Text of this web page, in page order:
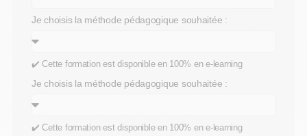
Je choisis la méthode pédagogique souhaitée :
✔️ Cette formation est disponible en 100% en e-learning
Je choisis la méthode pédagogique souhaitée :
✔️ Cette formation est disponible en 100% en e-learning